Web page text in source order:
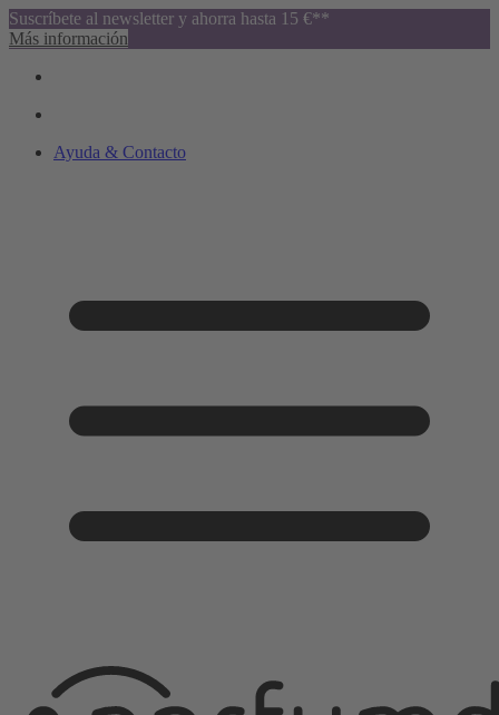
Suscríbete al newsletter y ahorra hasta 15 €**
Más información
Ayuda & Contacto